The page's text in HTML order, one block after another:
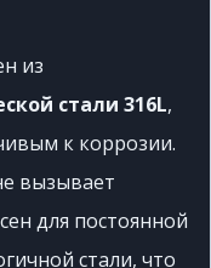
из
стали 316L,
к коррозии.
вызывает
для постоянной
стали, что